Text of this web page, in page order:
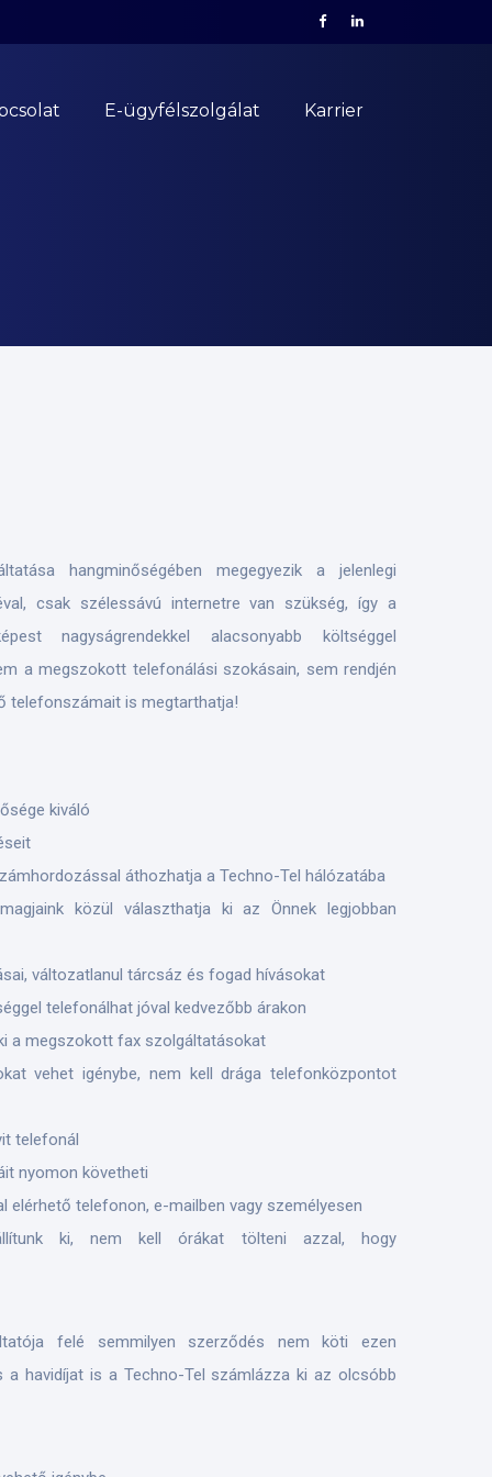
E-ügyfélszolgálat Karrier
hangminőségében megegyezik a jelenlegi
csak szélessávú internetre van szükség, így a
nagyságrendekkel alacsonyabb költséggel
a megszokott telefonálási szokásain, sem rendjén
telefonszámait is megtarthatja!
kiváló
áthozhatja a Techno-Tel hálózatába
közül választhatja ki az Önnek legjobban
változatlanul tárcsáz és fogad hívásokat
telefonálhat jóval kedvezőbb árakon
a megszokott fax szolgáltatásokat
vehet igénybe, nem kell drága telefonközpontot
telefonál
nyomon követheti
elérhető telefonon, e-mailben vagy személyesen
ki, nem kell órákat tölteni azzal, hogy
felé semmilyen szerződés nem köti ezen
havidíjat is a Techno-Tel számlázza ki az olcsóbb